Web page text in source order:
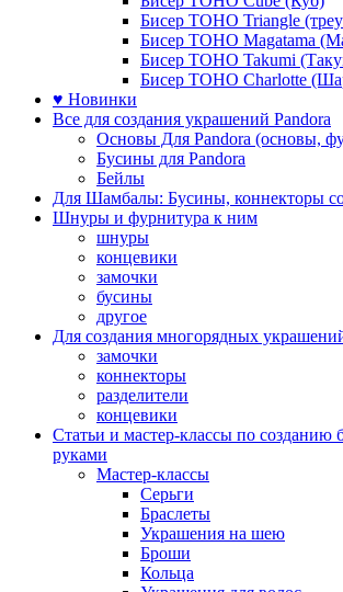
Бисер TOHO Triangle
Бисер TOHO Magatama
Бисер TOHO Takumi
Бисер TOHO Charlotte
♥ Новинки
Все для создания украшений Pandora
Основы Для Pandora (основы,
Бусины для Pandora
Бейлы
Для Шамбалы: Бусины, коннекторы
Шнуры и фурнитура к ним
шнуры
концевики
замочки
бусины
другое
Для создания многорядных
замочки
коннекторы
разделители
концевики
Статьи и мастер-классы по созданию
руками
Мастер-классы
Серьги
Браслеты
Украшения на шею
Броши
Кольца